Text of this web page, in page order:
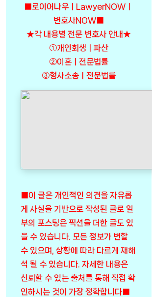
■로이어나우ㅣLawyerNOWㅣ
변호사NOW■
★각 내용별 전문 변호사 안내★
①개인회생ㅣ파산
②이혼ㅣ전문법률
③형사소송ㅣ전문법률
■이 글은 개인적인 의견을 자유롭
게 사실을 기반으로 작성된 글로 일
부의 포스팅은 픽션을 더한 글도 있
을 수 있습니다. 모든 정보가 변할
수 있으며, 상황에 따라 다르게 재해
석 될 수 있습니다. 자세한 내용은
신뢰할 수 있는 출처를 통해 직접 확
인하시는 것이 가장 정확합니다■